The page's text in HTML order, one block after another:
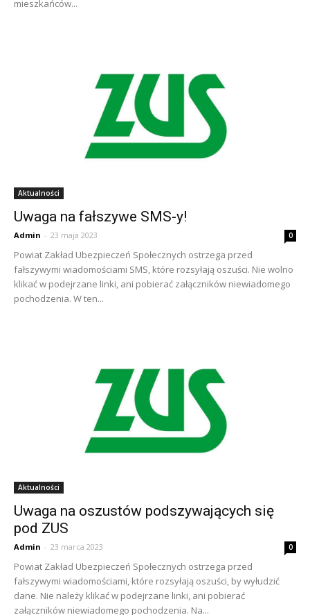
mieszkańców...
Aktualności
Uwaga na fałszywe SMS-y!
Admin - 23 maja 2023 0
Powiat Zakład Ubezpieczeń Społecznych ostrzega przed
fałszywymi wiadomościami SMS, które rozsyłają oszuści. Nie wolno
klikać w podejrzane linki, ani pobierać załączników niewiadomego
pochodzenia. W ten...
Aktualności
Uwaga na oszustów podszywających się
pod ZUS
Admin - 23 marca 2023 0
Powiat Zakład Ubezpieczeń Społecznych ostrzega przed
fałszywymi wiadomościami, które rozsyłają oszuści, by wyłudzić
dane. Nie należy klikać w podejrzane linki, ani pobierać
załączników niewiadomego pochodzenia. Na...